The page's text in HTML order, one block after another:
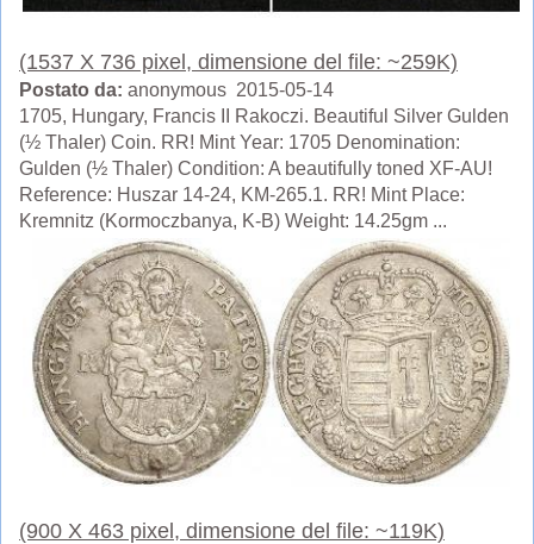
(1537 X 736 pixel, dimensione del file: ~259K)
Postato da: anonymous 2015-05-14
1705, Hungary, Francis II Rakoczi. Beautiful Silver Gulden
(½ Thaler) Coin. RR! Mint Year: 1705 Denomination:
Gulden (½ Thaler) Condition: A beautifully toned XF-AU!
Reference: Huszar 14-24, KM-265.1. RR! Mint Place:
Kremnitz (Kormoczbanya, K-B) Weight: 14.25gm ...
(900 X 463 pixel, dimensione del file: ~119K)